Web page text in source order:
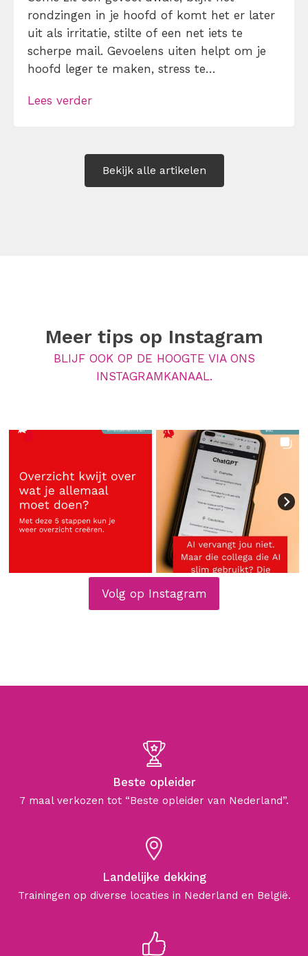
rondzingen in je hoofd of komt het er later
uit als irritatie, stilte of een net iets te
scherpe mail. Gevoelens uiten helpt om je
hoofd leger te maken, stress te
Maar hoe doe je dat zonder drama, verwijt
Lees verder
Bekijk alle artikelen
Meer tips op Instagram
BLIJF OOK OP DE HOOGTE VIA ONS
INSTAGRAMKANAAL.
Volg op Instagram
Beste opleider
7 maal verkozen tot “Beste opleider van Nederland”.
Landelijke dekking
Trainingen op diverse locaties in Nederland en België.